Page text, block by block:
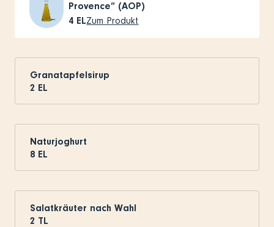
Provence“ (AOP)
4 ELZum Produkt
Granatapfelsirup
2 EL
Naturjoghurt
8 EL
Salatkräuter nach Wahl
2 TL